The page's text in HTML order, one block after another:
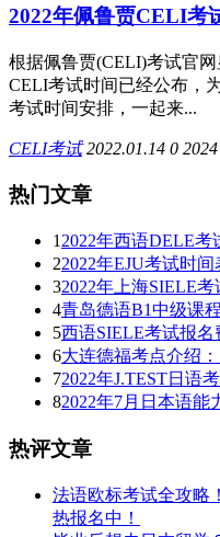
2022年佩鲁贾CELI考
根据佩鲁贾(CELI)考试官
CELI考试时间已经公布，
考试时间安排，一起来...
CELI考试 2022.01.14 0 2024
热门文章
1 2022年西语DELE考
22022年EJU考试时间
32022年上海SIELE考
4青岛德语B1中级课
5西语SIELE考试报名
6大连德福考点介绍
72022年J.TEST日语
82022年7月日本语能
热评文章
法语欧标考试全攻略
热报名中！